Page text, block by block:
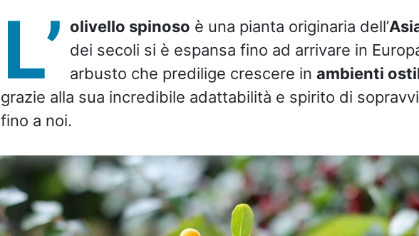
L’ olivello spinoso è una pianta originaria dell’
dei secoli si è espansa fino ad arrivare in
arbusto che predilige crescere in ambienti
grazie alla sua incredibile adattabilità e spirito di
fino a noi.